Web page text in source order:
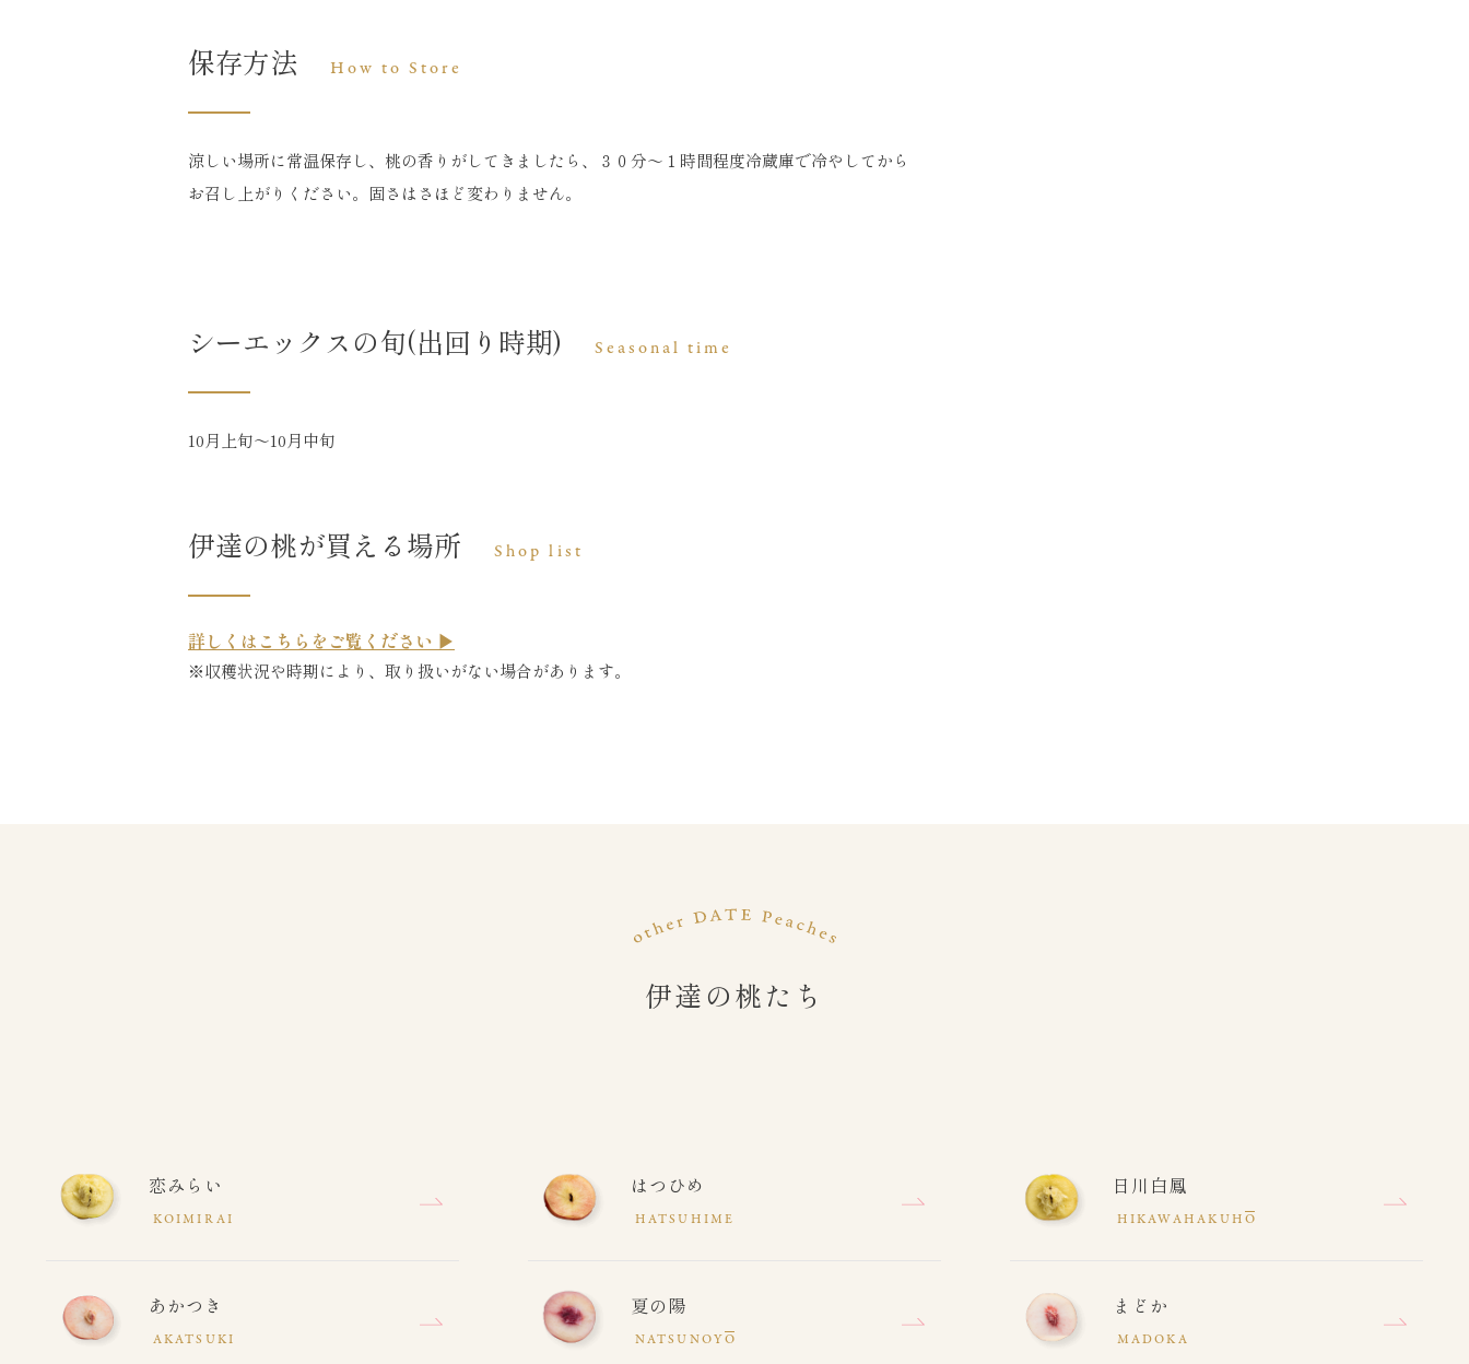
保存方法 How to Store
涼しい場所に常温保存し、桃の香りがしてきましたら、３０分～１時間程度冷蔵庫で冷やしてから
お召し上がりください。固さはさほど変わりません。
シーエックスの旬(出回り時期) Seasonal time
10月上旬～10月中旬
伊達の桃が買える場所 Shop list
詳しくはこちらをご覧ください ▶
※収穫状況や時期により、取り扱いがない場合があります。
伊達の桃たち
恋みらい
KOIMIRAI
はつひめ
HATSUHIME
日川白鳳
HIKAWAHAKUHO
あかつき
AKATSUKI
夏の陽
NATSUNOYO
まどか
MADOKA